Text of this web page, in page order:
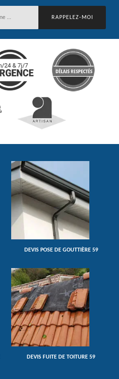
DEVIS POSE DE GOUTTIÈRE 59
DEVIS FUITE DE TOITURE 59